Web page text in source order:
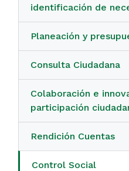
identificación de
Planeación y
Consulta Ciudadana
Colaboración e
participación
Rendición Cuentas
Control Social